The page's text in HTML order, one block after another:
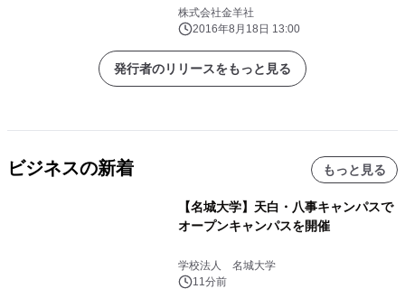
株式会社金羊社
2016年8月18日 13:00
発行者のリリースをもっと見る
ビジネスの新着 もっと見る
【名城大学】天白・八事キャンパスで
オープンキャンパスを開催
学校法人 名城大学
11分前